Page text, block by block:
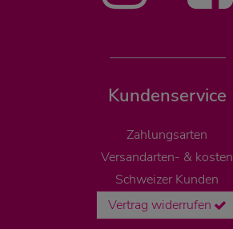
Kundenservice
Zahlungsarten
Versandarten- & kosten
Schweizer Kunden
Vertrag widerrufen